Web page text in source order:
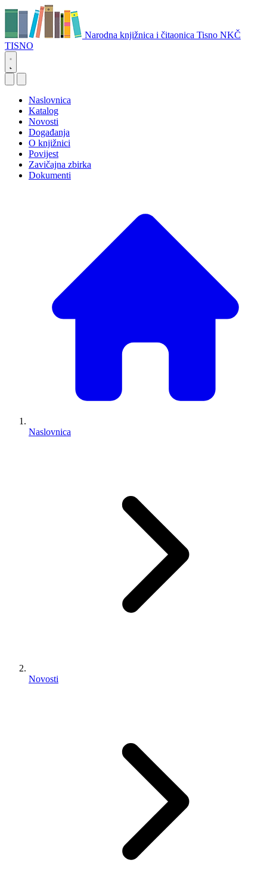
Narodna knjižnica i čitaonica Tisno NKČ
TISNO
Naslovnica
Katalog
Novosti
Događanja
O knjižnici
Povijest
Zavičajna zbirka
Dokumenti
Naslovnica
Novosti